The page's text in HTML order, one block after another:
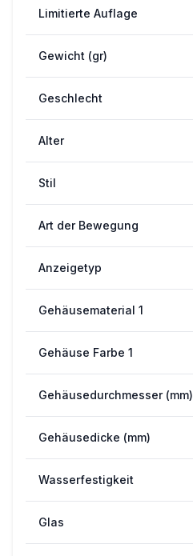
Limitierte Auflage
Gewicht (gr)
Geschlecht
Alter
Stil
Art der Bewegung
Anzeigetyp
Gehäusematerial 1
Gehäuse Farbe 1
Gehäusedurchmesser (mm)
Gehäusedicke (mm)
Wasserfestigkeit
Glas